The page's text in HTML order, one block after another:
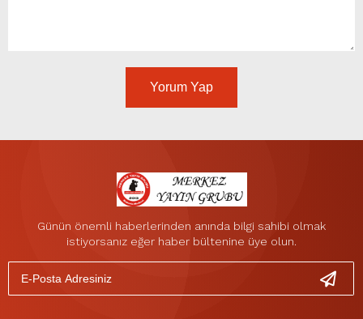
Yorum Yap
Günün önemli haberlerinden anında bilgi sahibi olmak
istiyorsanız eğer haber bültenine üye olun.